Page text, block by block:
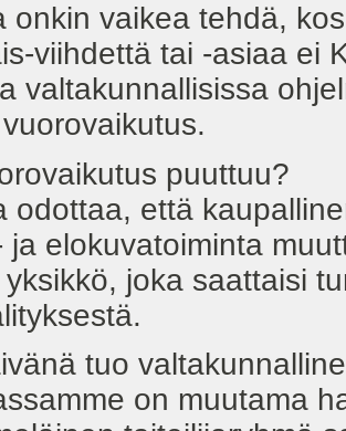
onkin vaikea tehdä,
viihdettä tai -asiaa ei
valtakunnallisissa
puuttuu?
odottaa, että
ja elokuvatoiminta
joka saattaisi
tuo
on muutama